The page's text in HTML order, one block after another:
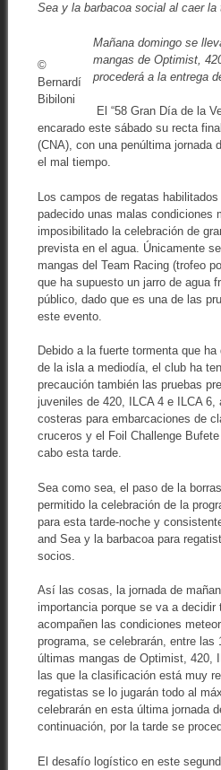
Sea y la barbacoa social al caer la
©
Bernardí
Bibiloni
Mañana domingo se
mangas de Optimist,
procederá a la entrega
El “58 Gran Día de la
encarado este sábado su recta
(CNA), con una penúltima jornada
el mal tiempo.
Los campos de regatas
padecido unas malas condiciones
imposibilitado la celebración de
prevista en el agua. Únicamente
mangas del Team Racing (trofeo
que ha supuesto un jarro de agua
público, dado que es una de las
este evento.
Debido a la fuerte tormenta que
de la isla a mediodía, el club ha
precaución también las pruebas
juveniles de 420, ILCA 4 e ILCA 6,
costeras para embarcaciones de
cruceros y el Foil Challenge
cabo esta tarde.
Sea como sea, el paso de la
permitido la celebración de la
para esta tarde-noche y
and Sea y la barbacoa para
socios.
Así las cosas, la jornada de
importancia porque se va a
acompañen las condiciones
programa, se celebrarán, entre las
últimas mangas de Optimist, 420,
las que la clasificación está muy
regatistas se lo jugarán todo al
celebrarán en esta última jornada
continuación, por la tarde se
El desafío logístico en este